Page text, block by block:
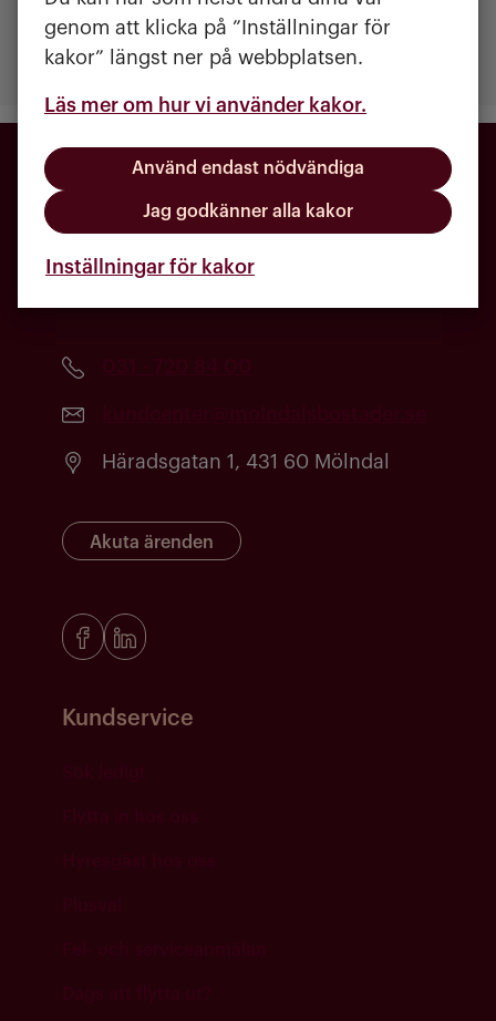
genom att klicka på ”Inställningar för
kakor” längst ner på webbplatsen.
Läs mer om hur vi använder kakor.
Använd endast nödvändiga
Jag godkänner alla kakor
Inställningar för kakor
se prover på färger och material.
Kontakta oss
Häradsgatan 1, 431 60 Mölndal
Akuta ärenden
Kundservice